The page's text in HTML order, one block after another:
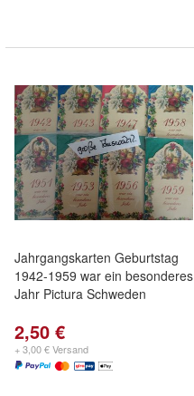
Jahrgangskarten Geburtstag
1942-1959 war ein besonderes
Jahr Pictura Schweden
2,50 €
+ 3,00 € Versand